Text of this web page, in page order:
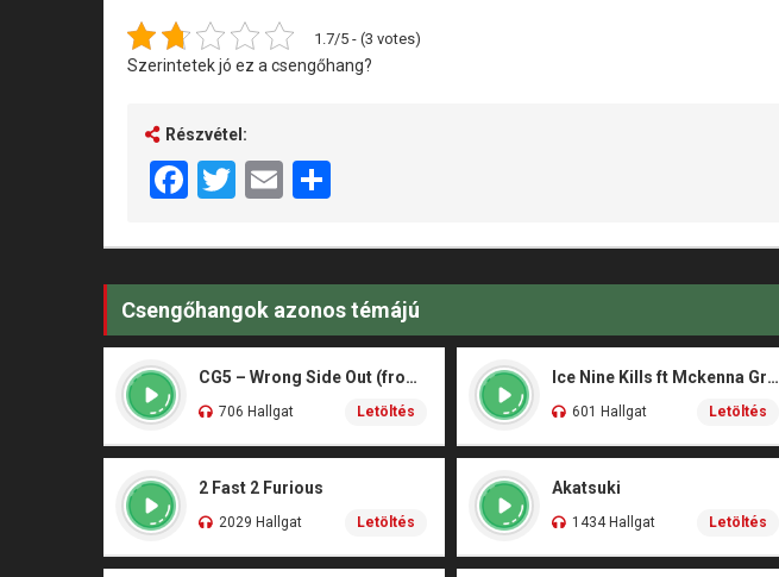
1.7/5 - (3 votes)
Szerintetek jó ez a csengőhang?
Részvétel:
Facebook
Twitter
Email
Csengőhangok azonos témájú
CG5 – Wrong Side Out (from Poppy Playtime: Chapter 5)
706 Hallgat Letöltés
Ice Nine Kills ft Mckenna Grace – Twisting The Knife (From SCREAM 7)
601 Hallgat Letöltés
2 Fast 2 Furious
2029 Hallgat Letöltés
Akatsuki
1434 Hallgat Letöltés